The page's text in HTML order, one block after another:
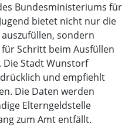
Bundesministeriums für
bietet nicht nur die
sondern
Schritt beim Ausfüllen
Stadt Wunstorf
und empfiehlt
Die Daten werden
Elterngeldstelle
zum Amt entfällt.